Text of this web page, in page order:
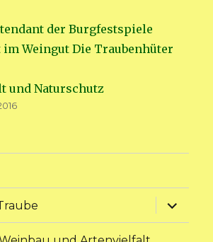
der Burgfestspiele
Weingut Die Traubenhüter
und Naturschutz